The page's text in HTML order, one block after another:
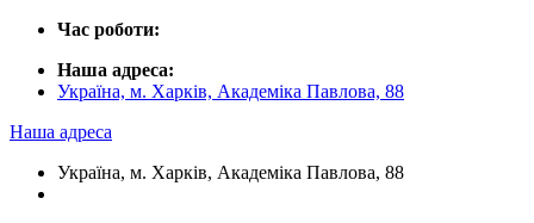
Час роботи:
Наша адреса:
Україна, м. Харків, Академіка Павлова, 88
Наша адреса
Україна, м. Харків, Академіка Павлова, 88